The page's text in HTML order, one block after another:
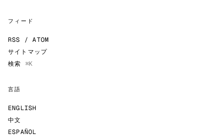
フィード
RSS / ATOM
サイトマップ
検索 ⌘K
言語
ENGLISH
中文
ESPAÑOL